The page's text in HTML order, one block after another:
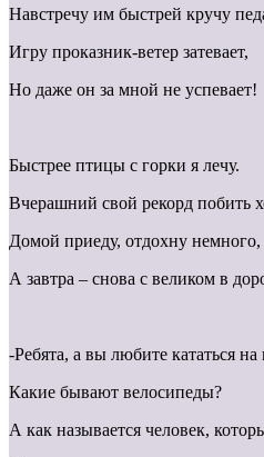
Навстречу им быстрей кручу
Игру проказник-ветер затевает,
Но даже он за мной не успевает!
Быстрее птицы с горки я лечу.
Вчерашний свой рекорд побить
Домой приеду, отдохну немного,
А завтра – снова с великом в
-Ребята, а вы любите кататься на
Какие бывают велосипеды?
А как называется человек,